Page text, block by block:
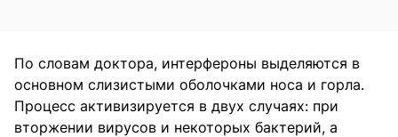
По словам доктора, интерфероны выделяются в
основном слизистыми оболочками носа и горла.
Процесс активизируется в двух случаях: при
вторжении вирусов и некоторых бактерий, а